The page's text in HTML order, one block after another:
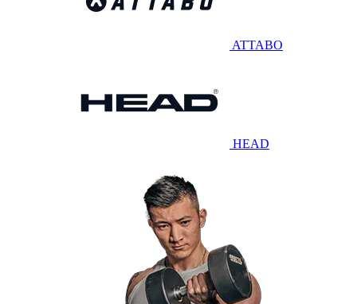
ATTABO
HEAD